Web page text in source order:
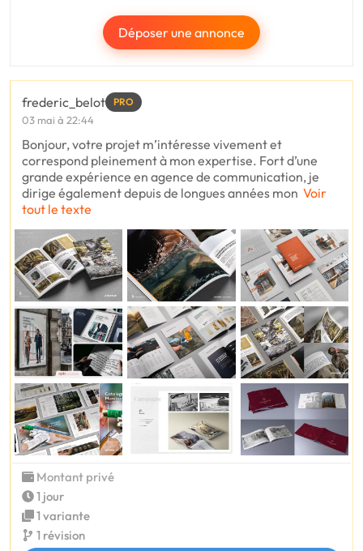
Déposer une annonce
frederic_belot PRO
03 mai à 22:44
Bonjour, votre projet m’intéresse vivement et
correspond pleinement à mon expertise. Fort d’une
grande expérience en agence de communication, je
dirige également depuis de longues années mon Voir
tout le texte
Montant privé
1 jour
1 variante
1 révision